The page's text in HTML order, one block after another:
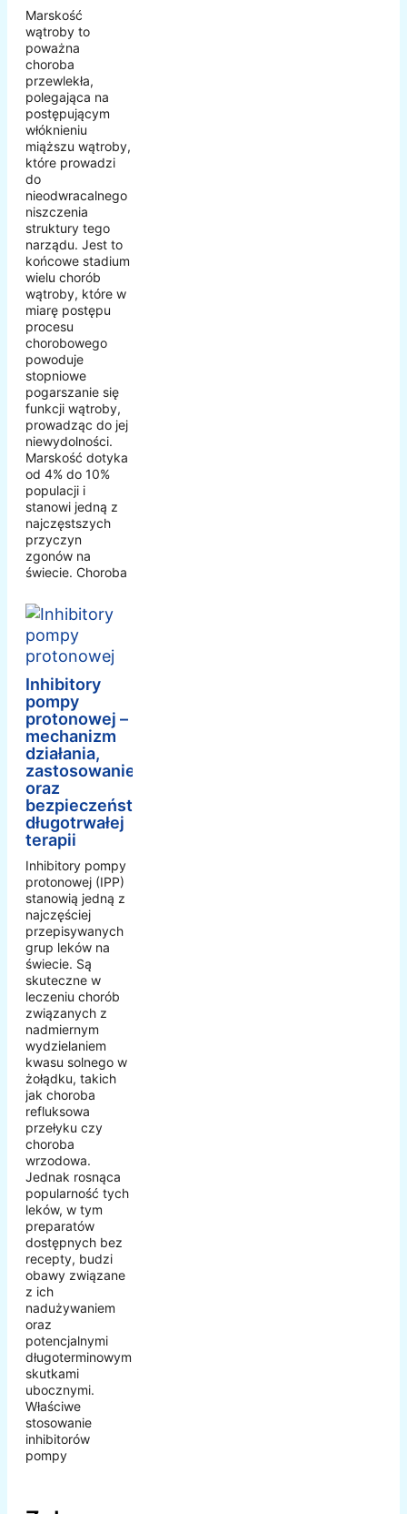
Marskość
wątroby to
poważna
choroba
przewlekła,
polegająca na
postępującym
włóknieniu
miąższu wątroby,
które prowadzi
do
nieodwracalnego
niszczenia
struktury tego
narządu. Jest to
końcowe stadium
wielu chorób
wątroby, które w
miarę postępu
procesu
chorobowego
powoduje
stopniowe
pogarszanie się
funkcji wątroby,
prowadząc do jej
niewydolności.
Marskość dotyka
od 4% do 10%
populacji i
stanowi jedną z
najczęstszych
przyczyn
zgonów na
świecie. Choroba
Inhibitory
pompy
protonowej –
mechanizm
działania,
zastosowanie
oraz
bezpieczeństwo
długotrwałej
terapii
Inhibitory pompy
protonowej (IPP)
stanowią jedną z
najczęściej
przepisywanych
grup leków na
świecie. Są
skuteczne w
leczeniu chorób
związanych z
nadmiernym
wydzielaniem
kwasu solnego w
żołądku, takich
jak choroba
refluksowa
przełyku czy
choroba
wrzodowa.
Jednak rosnąca
popularność tych
leków, w tym
preparatów
dostępnych bez
recepty, budzi
obawy związane
z ich
nadużywaniem
oraz
potencjalnymi
długoterminowymi
skutkami
ubocznymi.
Właściwe
stosowanie
inhibitorów
pompy